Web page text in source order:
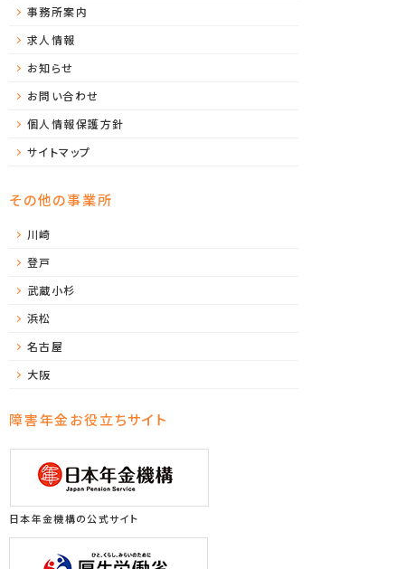
事務所案内
求人情報
お知らせ
お問い合わせ
個人情報保護方針
サイトマップ
その他の事業所
川崎
登戸
武蔵小杉
浜松
名古屋
大阪
障害年金お役立ちサイト
日本年金機構の公式サイト